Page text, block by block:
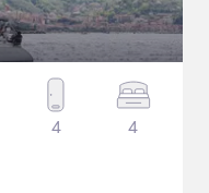
4 4